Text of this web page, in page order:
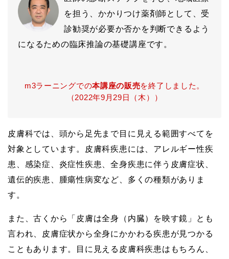
を担う、かかりつけ薬剤師として、受
診勧奨が必要か否かを判断できるよう
になるための臨床推論の基礎講座です。
m3ラーニングでの本講座の販売を終了しました。
（2022年9月29日（木））
皮膚科では、頭から足先まで目に見える範囲すべてを
対象としています。皮膚科疾患には、アレルギー性疾
患、感染症、炎症性疾患、全身疾患に伴う皮膚症状、
遺伝的疾患、腫瘍性病変など、多くの種類がありま
す。
また、古くから「皮膚は全身（内臓）を映す鏡」とも
言われ、皮膚症状から全身にかかわる疾患が見つかる
こともあります。目に見える皮膚科疾患はもちろん、